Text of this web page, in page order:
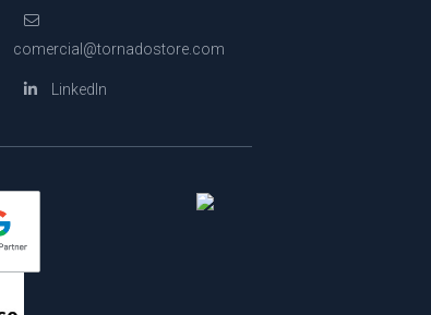
comercial@tornadostore.com
LinkedIn